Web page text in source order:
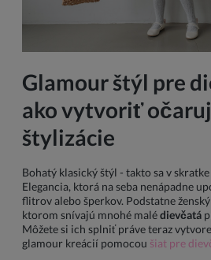
Glamour štýl pre
ako vytvoriť
štylizácie
Bohatý klasický štýl - takto sa v
Elegancia, ktorá na seba nenápadne
flitrov alebo šperkov. Podstatne
ktorom snívajú mnohé malédievčatá
Môžete si ich splniť práve teraz
glamour kreácií pomocou šiat pre